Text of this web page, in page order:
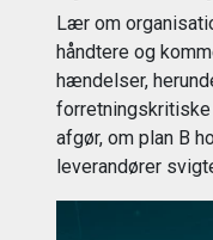
Lær om
håndtere og
hændelser,
afgør, om plan B
leverandører